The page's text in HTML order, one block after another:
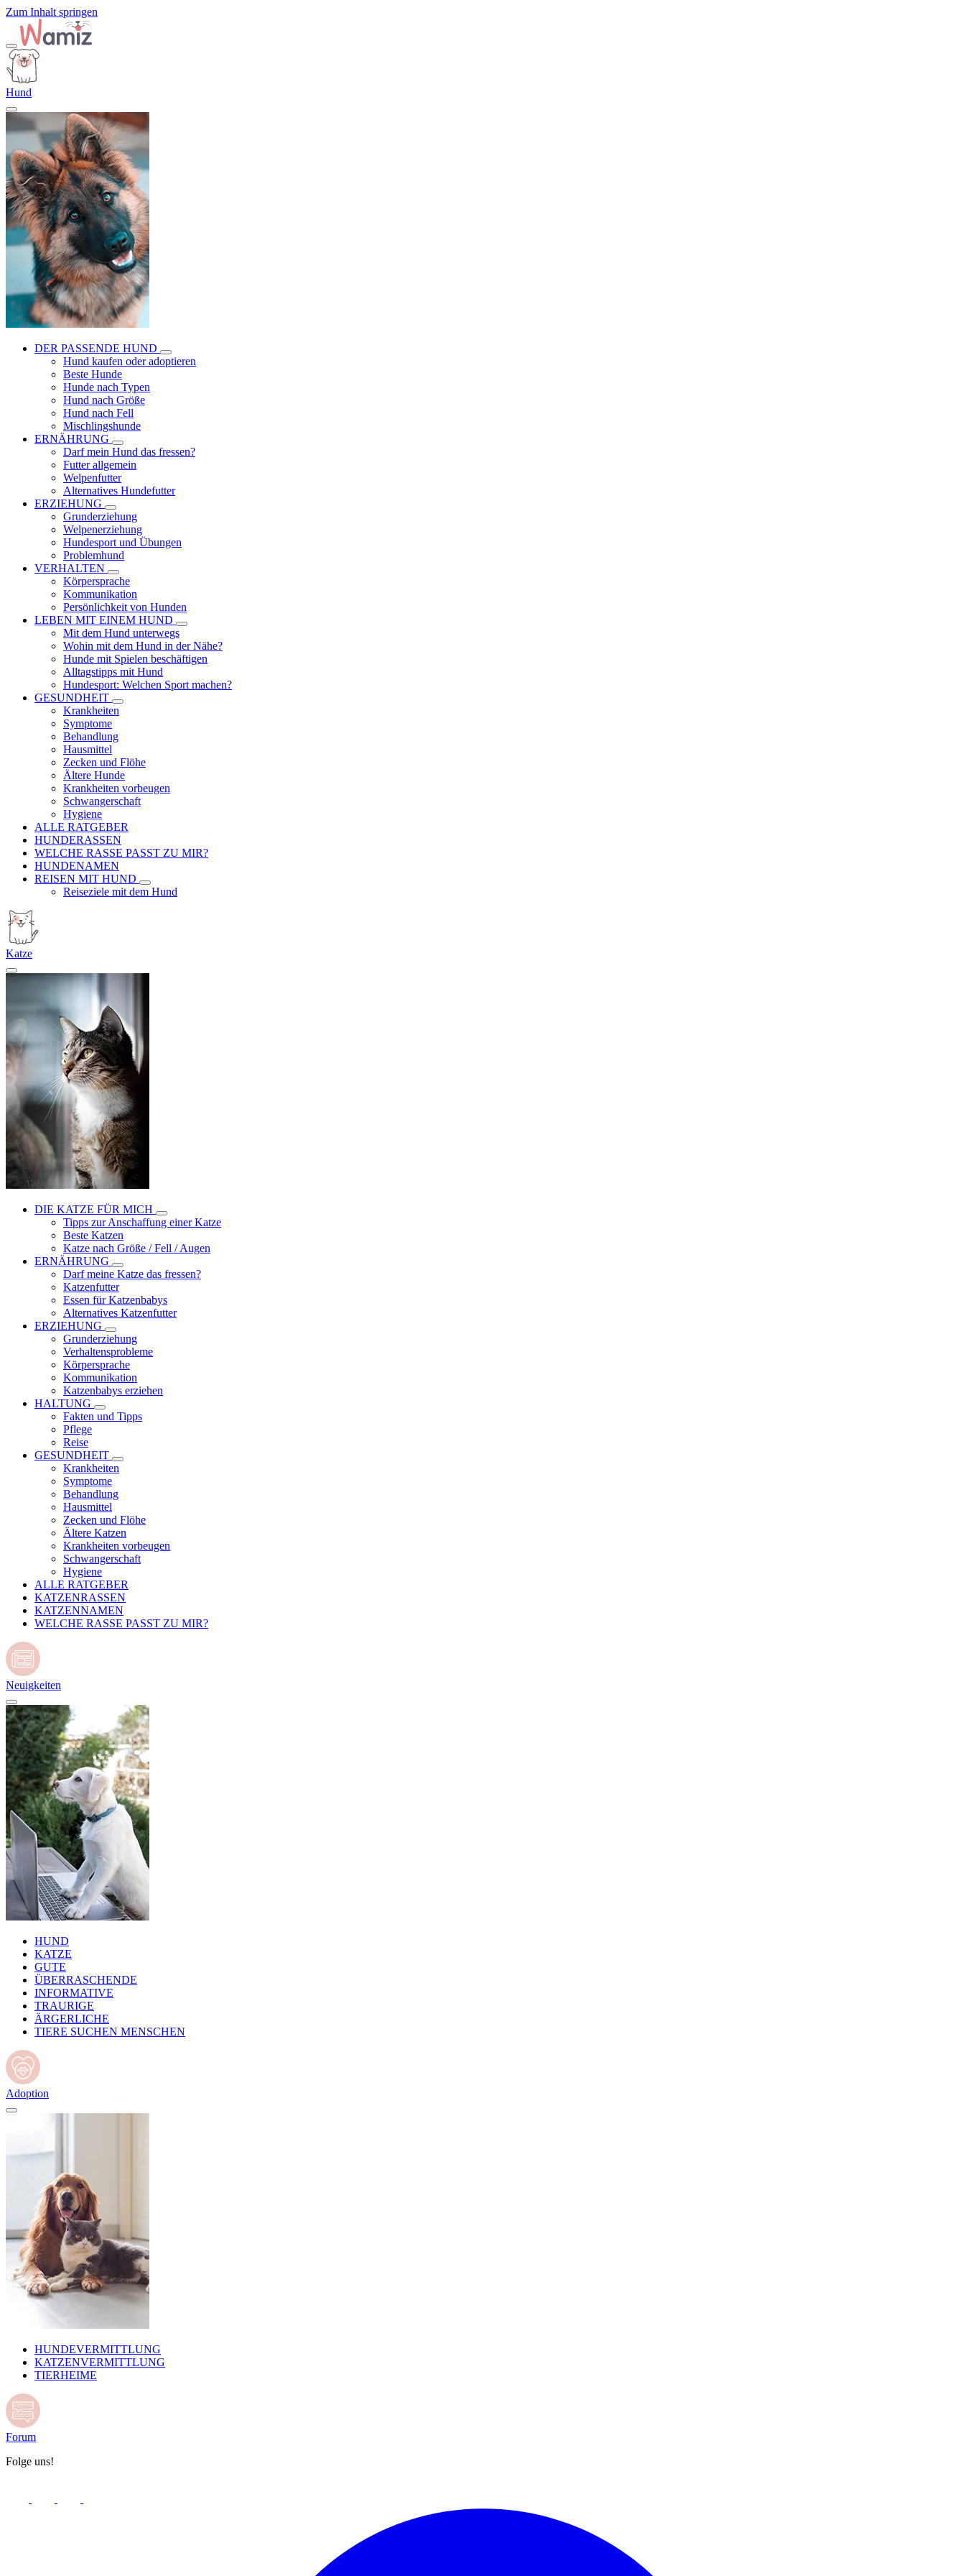
Zum Inhalt springen
Hund
DER PASSENDE HUND
Hund kaufen oder adoptieren
Beste Hunde
Hunde nach Typen
Hund nach Größe
Hund nach Fell
Mischlingshunde
ERNÄHRUNG
Darf mein Hund das fressen?
Futter allgemein
Welpenfutter
Alternatives Hundefutter
ERZIEHUNG
Grunderziehung
Welpenerziehung
Hundesport und Übungen
Problemhund
VERHALTEN
Körpersprache
Kommunikation
Persönlichkeit von Hunden
LEBEN MIT EINEM HUND
Mit dem Hund unterwegs
Wohin mit dem Hund in der Nähe?
Hunde mit Spielen beschäftigen
Alltagstipps mit Hund
Hundesport: Welchen Sport machen?
GESUNDHEIT
Krankheiten
Symptome
Behandlung
Hausmittel
Zecken und Flöhe
Ältere Hunde
Krankheiten vorbeugen
Schwangerschaft
Hygiene
ALLE RATGEBER
HUNDERASSEN
WELCHE RASSE PASST ZU MIR?
HUNDENAMEN
REISEN MIT HUND
Reiseziele mit dem Hund
Katze
DIE KATZE FÜR MICH
Tipps zur Anschaffung einer Katze
Beste Katzen
Katze nach Größe / Fell / Augen
ERNÄHRUNG
Darf meine Katze das fressen?
Katzenfutter
Essen für Katzenbabys
Alternatives Katzenfutter
ERZIEHUNG
Grunderziehung
Verhaltensprobleme
Körpersprache
Kommunikation
Katzenbabys erziehen
HALTUNG
Fakten und Tipps
Pflege
Reise
GESUNDHEIT
Krankheiten
Symptome
Behandlung
Hausmittel
Zecken und Flöhe
Ältere Katzen
Krankheiten vorbeugen
Schwangerschaft
Hygiene
ALLE RATGEBER
KATZENRASSEN
KATZENNAMEN
WELCHE RASSE PASST ZU MIR?
Neuigkeiten
HUND
KATZE
GUTE
ÜBERRASCHENDE
INFORMATIVE
TRAURIGE
ÄRGERLICHE
TIERE SUCHEN MENSCHEN
Adoption
HUNDEVERMITTLUNG
KATZENVERMITTLUNG
TIERHEIME
Forum
Folge uns!